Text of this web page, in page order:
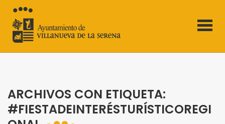
ARCHIVOS CON ETIQUETA:
#FIESTADEINTERÉSTURÍSTICOREGI